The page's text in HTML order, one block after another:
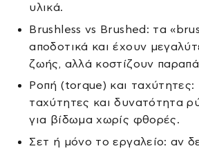
υλικά.
Brushless vs Brushed: τα
αποδοτικά και έχουν
ζωής, αλλά κοστίζουν
Ροπή (torque) και ταχύτητες:
ταχύτητες και δυνατότητα
για βίδωμα χωρίς φθορές.
Σετ ή μόνο το εργαλείο: αν